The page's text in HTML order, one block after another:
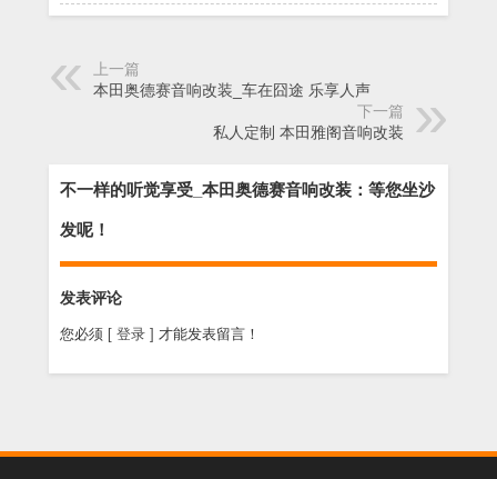
上一篇
本田奥德赛音响改装_车在囧途 乐享人声
下一篇
私人定制 本田雅阁音响改装
不一样的听觉享受_本田奥德赛音响改装：等您坐沙
发呢！
发表评论
您必须 [ 登录 ] 才能发表留言！